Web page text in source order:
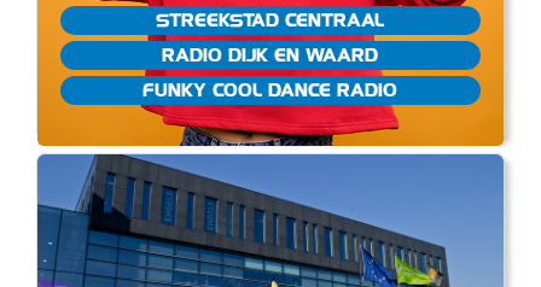
STREEKSTAD CENTRAAL
RADIO DIJK EN WAARD
FUNKY COOL DANCE RADIO